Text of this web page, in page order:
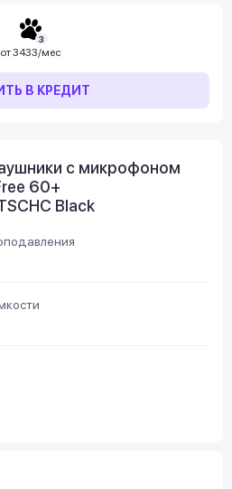
3
от3433/мес
В КРЕДИТ
с микрофоном
60+
Black